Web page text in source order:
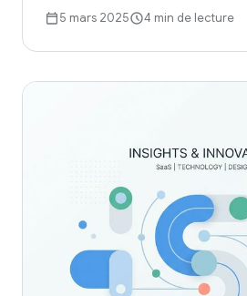
5 mars 2025 4 min de lecture